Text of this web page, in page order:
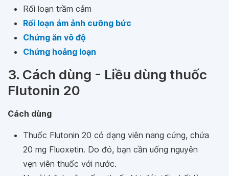
Rối loạn trầm cảm
Rối loạn ám ảnh cưỡng bức
Chứng ăn vô độ
Chứng hoảng loạn
3. Cách dùng - Liều dùng thuốc
Flutonin 20
Cách dùng
Thuốc Flutonin 20 có dạng viên nang cứng, chứa
20 mg Fluoxetin. Do đó, bạn cần uống nguyên
vẹn viên thuốc với nước.